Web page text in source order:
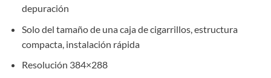
depuración
Solo del tamaño de una caja de cigarrillos, estructura
compacta, instalación rápida
Resolución 384×288